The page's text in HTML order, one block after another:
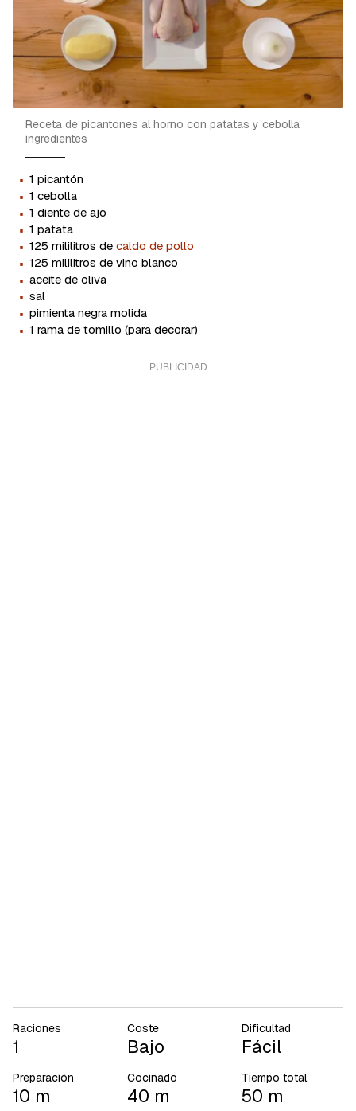
Receta de picantones al horno con patatas y cebolla
ingredientes
· 1 picantón
· 1 cebolla
· 1 diente de ajo
· 1 patata
· 125 mililitros de caldo de pollo
· 125 mililitros de vino blanco
· aceite de oliva
· sal
· pimienta negra molida
· 1 rama de tomillo (para decorar)
Raciones
1
Coste
Bajo
Dificultad
Fácil
Preparación
10 m
Cocinado
40 m
Tiempo total
50 m